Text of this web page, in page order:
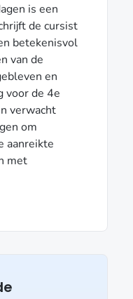
is een
de cursist
betekenisvol
van de
en
voor de 4e
verwacht
om
aanreikte
met